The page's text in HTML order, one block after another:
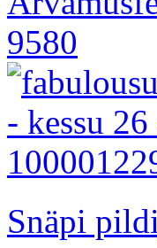
Snäpi